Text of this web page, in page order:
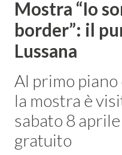
Mostra “Io
border”: il
Lussana
Al primo
la mostra è
sabato 8
gratuito